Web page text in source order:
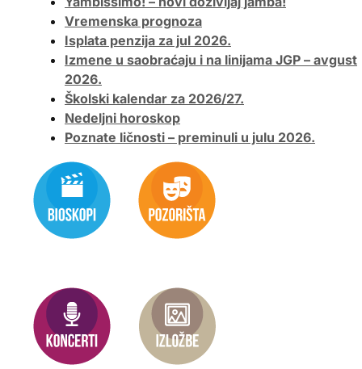
Vremenska prognoza
Isplata penzija za jul 2026.
Izmene u saobraćaju i na linijama JGP – avgust
2026.
Školski kalendar za 2026/27.
Nedeljni horoskop
Poznate ličnosti – preminuli u julu 2026.